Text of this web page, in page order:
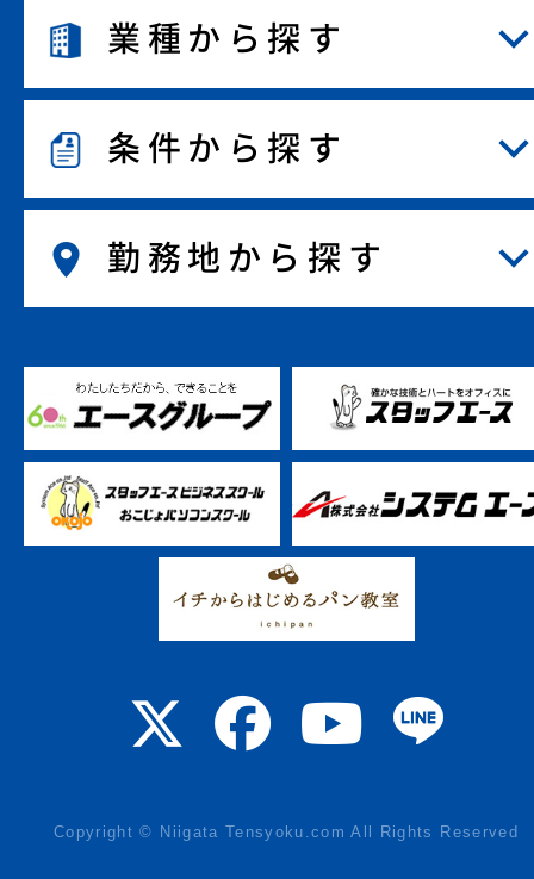
業種から探す
条件から探す
勤務地から探す
Copyright © Niigata Tensyoku.com All Rights Reserved